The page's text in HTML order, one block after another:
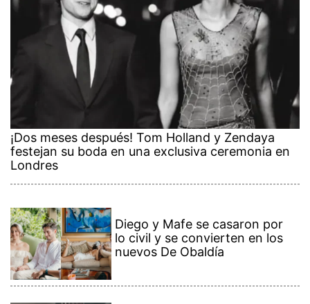
¡Dos meses después! Tom Holland y Zendaya
festejan su boda en una exclusiva ceremonia en
Londres
Diego y Mafe se casaron por
lo civil y se convierten en los
nuevos De Obaldía